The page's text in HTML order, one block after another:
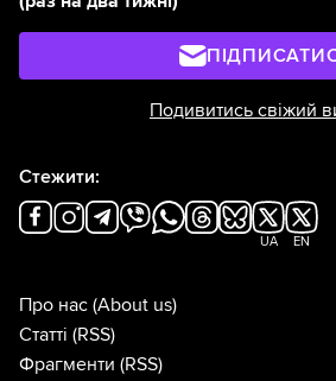
Подивитись свіжий
Стежити:
UA EN
Про нас (About us)
Статті (RSS)
Фрагменти (RSS)